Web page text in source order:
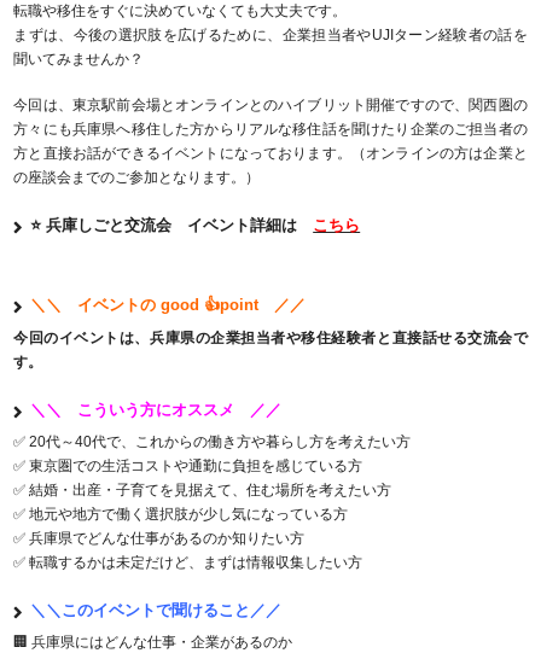
転職や移住をすぐに決めていなくても大丈夫です。
まずは、今後の選択肢を広げるために、企業担当者やUJIターン経験者の話を
聞いてみませんか？
今回は、東京駅前会場とオンラインとのハイブリット開催ですので、関西圏の
方々にも兵庫県へ移住した方からリアルな移住話を聞けたり企業のご担当者の
方と直接お話ができるイベントになっております。（オンラインの方は企業と
の座談会までのご参加となります。）
⭐ 兵庫しごと交流会 イベント詳細は こちら
＼＼ イベントの good 👍point ／／
今回のイベントは、兵庫県の企業担当者や移住経験者と直接話せる交流会で
す。
＼＼ こういう方にオススメ ／／
✅ 20代～40代で、これからの働き方や暮らし方を考えたい方
✅ 東京圏での生活コストや通勤に負担を感じている方
✅ 結婚・出産・子育てを見据えて、住む場所を考えたい方
✅ 地元や地方で働く選択肢が少し気になっている方
✅ 兵庫県でどんな仕事があるのか知りたい方
✅ 転職するかは未定だけど、まずは情報収集したい方
＼＼このイベントで聞けること／／
🏢 兵庫県にはどんな仕事・企業があるのか